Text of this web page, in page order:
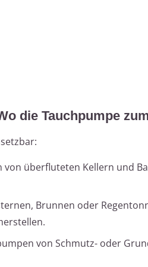
die Tauchpumpe
von überfluteten Kellern und
Brunnen oder
von Schmutz- oder